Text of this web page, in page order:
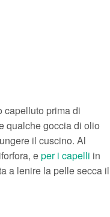
capelluto prima di
qualche goccia di olio
il cuscino. Al
eper i capelli in
a lenire la pelle secca il